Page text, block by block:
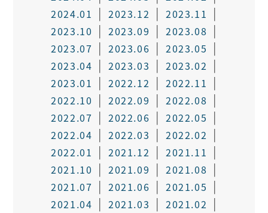
2024.01
2023.12
2023.11
2023.10
2023.09
2023.08
2023.07
2023.06
2023.05
2023.04
2023.03
2023.02
2023.01
2022.12
2022.11
2022.10
2022.09
2022.08
2022.07
2022.06
2022.05
2022.04
2022.03
2022.02
2022.01
2021.12
2021.11
2021.10
2021.09
2021.08
2021.07
2021.06
2021.05
2021.04
2021.03
2021.02